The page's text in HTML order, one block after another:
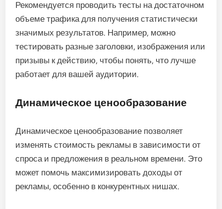
Рекомендуется проводить тесты на достаточном
объеме трафика для получения статистически
значимых результатов. Например, можно
тестировать разные заголовки, изображения или
призывы к действию, чтобы понять, что лучше
работает для вашей аудитории.
Динамическое ценообразование
Динамическое ценообразование позволяет
изменять стоимость рекламы в зависимости от
спроса и предложения в реальном времени. Это
может помочь максимизировать доходы от
рекламы, особенно в конкурентных нишах.